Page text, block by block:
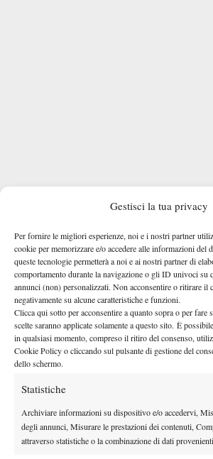
Gestisci la tua privacy
Per fornire le migliori esperienze, noi e i nostri partner
cookie per memorizzare e/o accedere alle informazioni del
queste tecnologie permetterà a noi e ai nostri partner di
comportamento durante la navigazione o gli ID univoci su
annunci (non) personalizzati. Non acconsentire o ritirare il
negativamente su alcune caratteristiche e funzioni.
Clicca qui sotto per acconsentire a quanto sopra o per fare
scelte saranno applicate solamente a questo sito. È
in qualsiasi momento, compreso il ritiro del consenso,
Cookie Policy o cliccando sul pulsante di gestione del
dello schermo.
Statistiche
Archiviare informazioni su dispositivo e/o accedervi,
degli annunci, Misurare le prestazioni dei contenuti,
attraverso statistiche o la combinazione di dati
Troicki è solamente l’ultima delle guide
Dušan VemićeBoris Bošnjaković, tutt’ora
panchina, nell’ultimo periodoTroicki
fianco diMiomir Kecmanovic, con il quale
poche settimane fa, e conHamad
Masters 1000 Cincinnati